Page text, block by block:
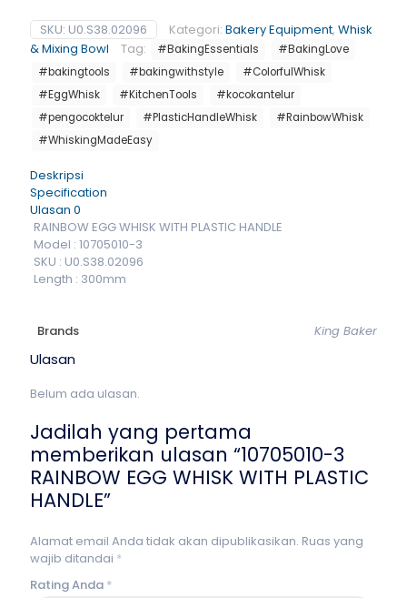
SKU: U0.S38.02096 Kategori: Bakery Equipment, Whisk
& Mixing Bowl
Tag: #BakingEssentials
#BakingLove
#bakingtools
#bakingwithstyle
#ColorfulWhisk
#EggWhisk
#KitchenTools
#kocokantelur
#pengocoktelur
#PlasticHandleWhisk
#RainbowWhisk
#WhiskingMadeEasy
Deskripsi
Specification
Ulasan 0
RAINBOW EGG WHISK WITH PLASTIC HANDLE
Model : 10705010-3
SKU : U0.S38.02096
Length : 300mm
Brands King Baker
Ulasan
Belum ada ulasan.
Jadilah yang pertama
memberikan ulasan “10705010-3
RAINBOW EGG WHISK WITH PLASTIC
HANDLE”
Alamat email Anda tidak akan dipublikasikan. Ruas yang
wajib ditandai *
Rating Anda *